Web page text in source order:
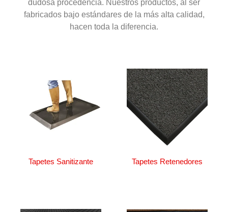
dudosa procedencia. Nuestros productos, al ser
fabricados bajo estándares de la más alta calidad,
hacen toda la diferencia.
Tapetes Sanitizante Tapetes Retenedores